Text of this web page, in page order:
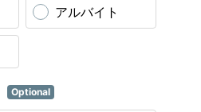
アルバイト
Optional